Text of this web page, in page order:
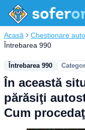
Acasă Chestionare auto
Întrebarea 990
Întrebarea 990
În această
părăsiţi
Cum